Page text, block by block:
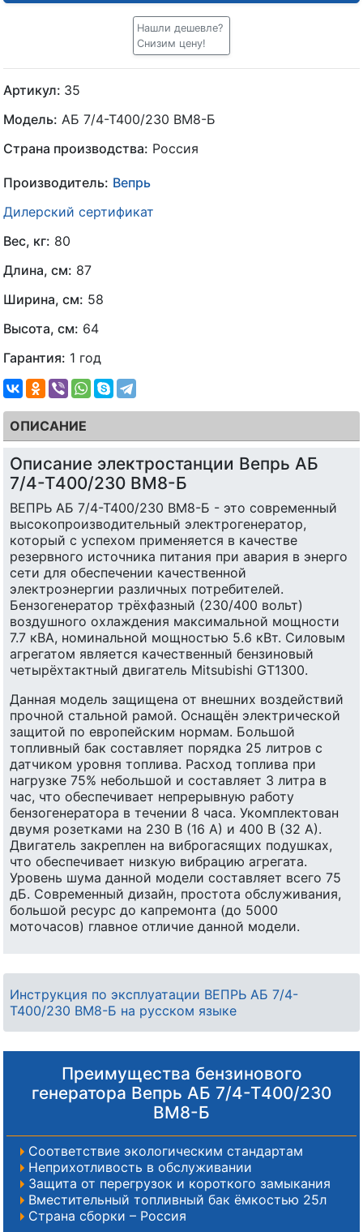
Нашли дешевле?
Снизим цену!
Артикул: 35
Модель: АБ 7/4-Т400/230 ВМ8-Б
Страна производства: Россия
Производитель: Вепрь
Дилерский сертификат
Вес, кг: 80
Длина, см: 87
Ширина, см: 58
Высота, см: 64
Гарантия: 1 год
ОПИСАНИЕ
Описание электростанции Вепрь АБ
7/4-Т400/230 ВМ8-Б
ВЕПРЬ АБ 7/4-Т400/230 ВМ8-Б - это современный
высокопроизводительный электрогенератор,
который с успехом применяется в качестве
резервного источника питания при авария в энерго
сети для обеспечении качественной
электроэнергии различных потребителей.
Бензогенератор трёхфазный (230/400 вольт)
воздушного охлаждения максимальной мощности
7.7 кВА, номинальной мощностью 5.6 кВт. Силовым
агрегатом является качественный бензиновый
четырёхтактный двигатель Mitsubishi GT1300.
Данная модель защищена от внешних воздействий
прочной стальной рамой. Оснащён электрической
защитой по европейским нормам. Большой
топливный бак составляет порядка 25 литров с
датчиком уровня топлива. Расход топлива при
нагрузке 75% небольшой и составляет 3 литра в
час, что обеспечивает непрерывную работу
бензогенератора в течении 8 часа. Укомплектован
двумя розетками на 230 В (16 А) и 400 В (32 А).
Двигатель закреплен на виброгасящих подушках,
что обеспечивает низкую вибрацию агрегата.
Уровень шума данной модели составляет всего 75
дБ. Современный дизайн, простота обслуживания,
большой ресурс до капремонта (до 5000
моточасов) главное отличие данной модели.
Инструкция по эксплуатации ВЕПРЬ АБ 7/4-
Т400/230 ВМ8-Б на русском языке
Преимущества бензинового
генератора Вепрь АБ 7/4-Т400/230
ВМ8-Б
Соответствие экологическим стандартам
Неприхотливость в обслуживании
Защита от перегрузок и короткого замыкания
Вместительный топливный бак ёмкостью 25л
Страна сборки – Россия